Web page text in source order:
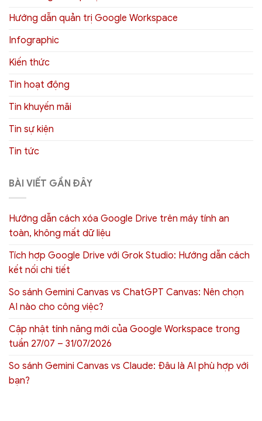
Hướng dẫn quản trị Google Workspace
Infographic
Kiến thức
Tin hoạt động
Tin khuyến mãi
Tin sự kiện
Tin tức
BÀI VIẾT GẦN ĐÂY
Hướng dẫn cách xóa Google Drive trên máy tính an
toàn, không mất dữ liệu
Tích hợp Google Drive với Grok Studio: Hướng dẫn cách
kết nối chi tiết
So sánh Gemini Canvas vs ChatGPT Canvas: Nên chọn
AI nào cho công việc?
Cập nhật tính năng mới của Google Workspace trong
tuần 27/07 – 31/07/2026
So sánh Gemini Canvas vs Claude: Đâu là AI phù hợp với
bạn?